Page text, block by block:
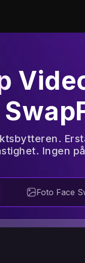
|
Ingen
Foto Face